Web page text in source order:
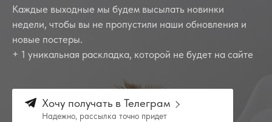
Каждые выходные мы будем высылать новинки
недели, чтобы вы не пропустили наши обновления и
новые постеры.
+ 1 уникальная раскладка, которой не будет на сайте
Хочу получать в Телеграм
Надежно, рассылка точно придет